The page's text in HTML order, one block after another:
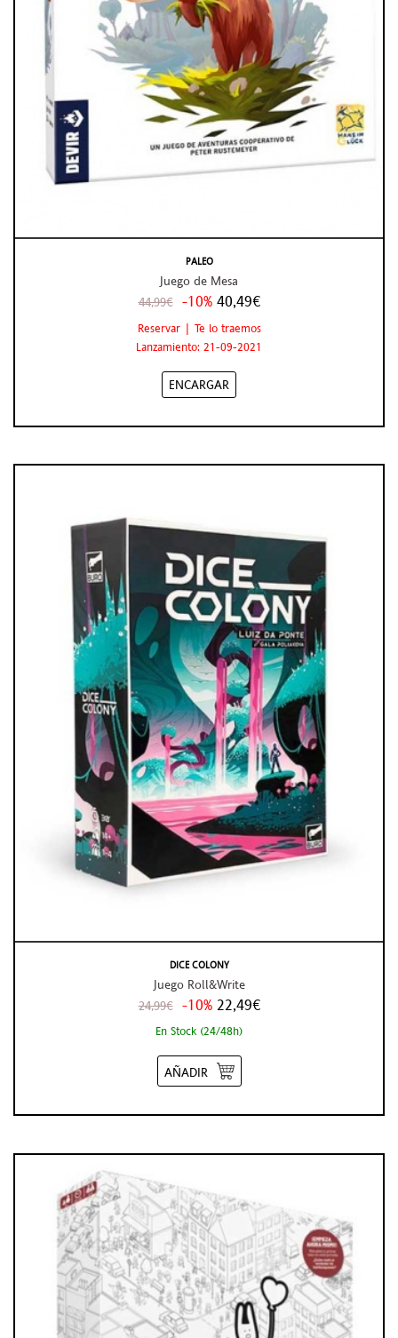
PALEO
Juego de Mesa
44,99€ -10% 40,49€
Reservar | Te lo traemos
Lanzamiento: 21-09-2021
ENCARGAR
DICE COLONY
Juego Roll&Write
24,99€ -10% 22,49€
En Stock (24/48h)
AÑADIR